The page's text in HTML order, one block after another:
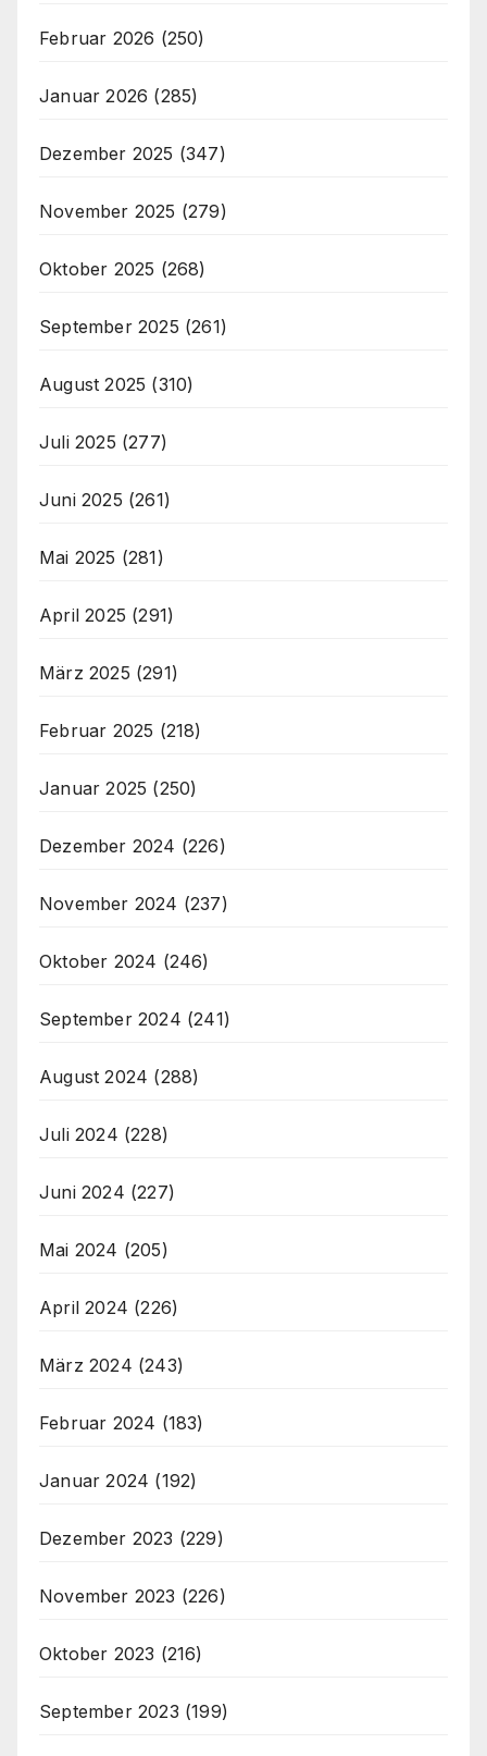
Februar 2026 (250)
Januar 2026 (285)
Dezember 2025 (347)
November 2025 (279)
Oktober 2025 (268)
September 2025 (261)
August 2025 (310)
Juli 2025 (277)
Juni 2025 (261)
Mai 2025 (281)
April 2025 (291)
März 2025 (291)
Februar 2025 (218)
Januar 2025 (250)
Dezember 2024 (226)
November 2024 (237)
Oktober 2024 (246)
September 2024 (241)
August 2024 (288)
Juli 2024 (228)
Juni 2024 (227)
Mai 2024 (205)
April 2024 (226)
März 2024 (243)
Februar 2024 (183)
Januar 2024 (192)
Dezember 2023 (229)
November 2023 (226)
Oktober 2023 (216)
September 2023 (199)